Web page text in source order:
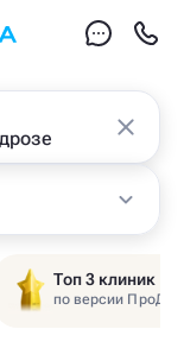
Топ 3 клиник
по версии